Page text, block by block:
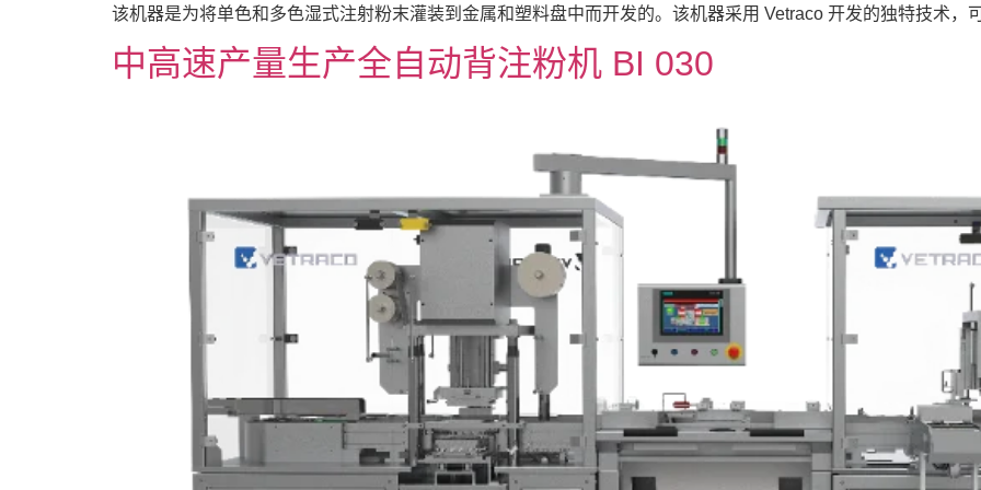
该机器是为将单色和多色湿式注射粉末灌装到金属和塑料盘中而开发的。该机器采用 Vetraco 开发的独特技术，
中高速产量生产全自动背注粉机 BI 030